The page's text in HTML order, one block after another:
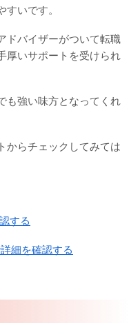
いです。
ドバイザーがついて転職
厚いサポートを受けられ
も強い味方となってくれ
からチェックしてみては
する
細を確認する